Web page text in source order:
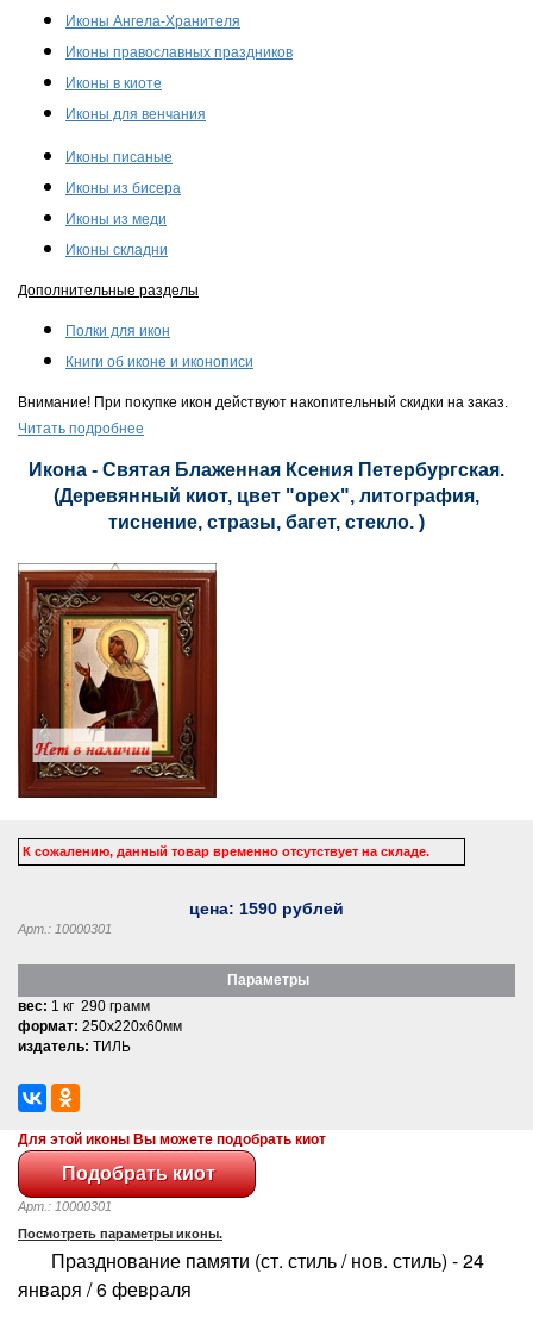
Иконы Ангела-Хранителя
Иконы православных праздников
Иконы в киоте
Иконы для венчания
Иконы писаные
Иконы из бисера
Иконы из меди
Иконы складни
Дополнительные разделы
Полки для икон
Книги об иконе и иконописи
Внимание! При покупке икон действуют накопительный скидки на заказ.
Читать подробнее
Икона - Святая Блаженная Ксения Петербургская.
(Деревянный киот, цвет "орех", литография,
тиснение, стразы, багет, стекло. )
К сожалению, данный товар временно отсутствует на складе.
цена: 1590 рублей
Арт.: 10000301
Параметры
вес: 1 кг 290 грамм
формат: 250x220x60мм
издатель: ТИЛЬ
Для этой иконы Вы можете подобрать киот
Арт.: 10000301
Посмотреть параметры иконы.
Празднование памяти (ст. стиль / нов. стиль) - 24
января / 6 февраля